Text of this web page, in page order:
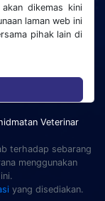
dikemas kini
laman web ini
pihak lain di
Veterinar
terhadap sebarang
menggunakan
yang disediakan.